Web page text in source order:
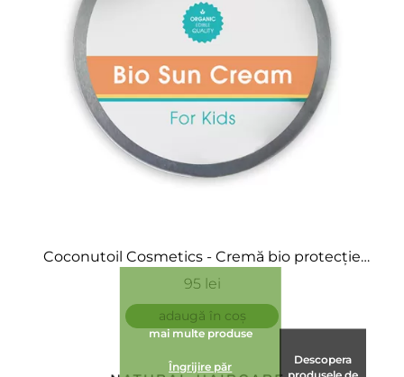
Coconutoil Cosmetics - Cremă bio protecție
solară pentru copii SPF30 - Bio Sun Cream for
95 lei
adaugă în coș
mai multe produse
Îngrijire păr
Descopera